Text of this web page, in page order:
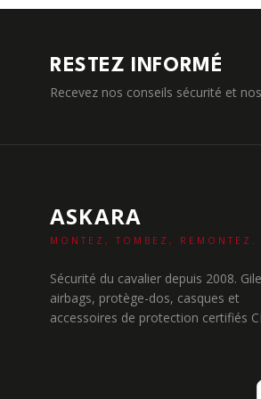
RESTEZ INFORMÉ
Recevez nos conseils sécurité et
ASKARA
MONTEZ, TOMBEZ, REMONTEZ.
Sécurité du cavalier depuis 2008.
airbags, protège-dos, casques et
accessoires de protection certifiés